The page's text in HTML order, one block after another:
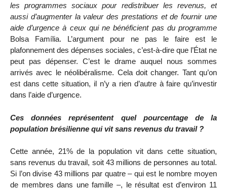
les programmes sociaux pour redistribuer les revenus, et
aussi d’augmenter la valeur des prestations et de fournir une
aide d’urgence à ceux qui ne bénéficient pas du programme
Bolsa Família. L’argument pour ne pas le faire est le
plafonnement des dépenses sociales, c’est-à-dire que l’État ne
peut pas dépenser. C’est le drame auquel nous sommes
arrivés avec le néolibéralisme. Cela doit changer. Tant qu’on
est dans cette situation, il n’y a rien d’autre à faire qu’investir
dans l’aide d’urgence.
Ces données représentent quel pourcentage de la
population brésilienne qui vit sans revenus du travail ?
Cette année, 21% de la population vit dans cette situation,
sans revenus du travail, soit 43 millions de personnes au total.
Si l’on divise 43 millions par quatre – qui est le nombre moyen
de membres dans une famille –, le résultat est d’environ 11